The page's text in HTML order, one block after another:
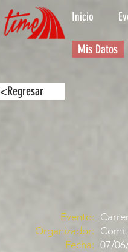
Inicio
Mis Datos
<Regresar
Evento:
Organizador:
Fecha: 07/